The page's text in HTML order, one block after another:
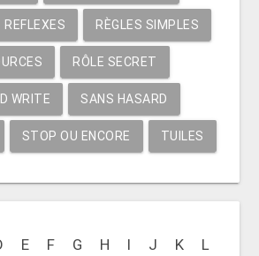
REFLEXES RÈGLES SIMPLES
RÔLE SECRET
WRITE SANS HASARD
STOP OU ENCORE TUILES
E F G H I J K
L